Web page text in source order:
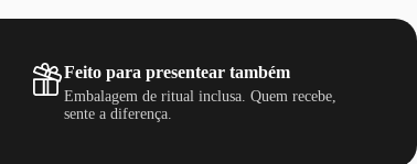
Feito para presentear também
Embalagem de ritual inclusa. Quem recebe,
sente a diferença.